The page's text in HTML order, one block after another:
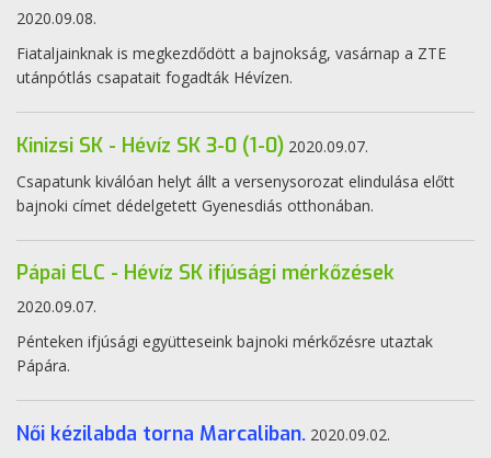
2020.09.08.
Fiataljainknak is megkezdődött a bajnokság, vasárnap a ZTE
utánpótlás csapatait fogadták Hévízen.
Kinizsi SK - Hévíz SK 3-0 (1-0) 2020.09.07.
Csapatunk kiválóan helyt állt a versenysorozat elindulása előtt
bajnoki címet dédelgetett Gyenesdiás otthonában.
Pápai ELC - Hévíz SK ifjúsági mérkőzések
2020.09.07.
Pénteken ifjúsági együtteseink bajnoki mérkőzésre utaztak
Pápára.
Női kézilabda torna Marcaliban. 2020.09.02.